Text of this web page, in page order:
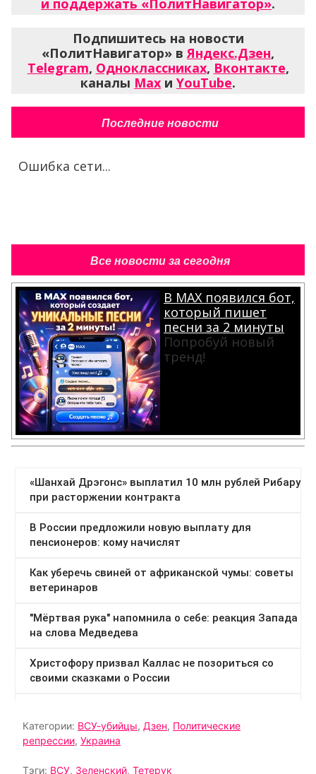
Подпишитесь на новости
«ПолитНавигатор» в Яндекс.Дзен,
Telegram, Одноклассниках, Вконтакте,
каналы Max и YouTube.
Последние новости
Ошибка сети...
Все новости за сегодня
В MAX появился бот,
который пишет
песни за 2 минуты
Попробуй новый
тренд!
Категории: ВСУ-убийцы, Дзен, Политические
репрессии, Украина
Тэги: ВСУ, Зеленский, Тетерук